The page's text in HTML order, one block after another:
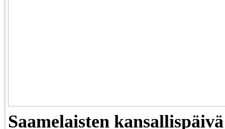
Saamelaisten